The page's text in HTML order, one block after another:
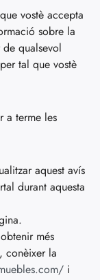
vostè accepta
sobre la
qualsevol
tal que vostè
a terme les
aquest avís
durant aquesta
més
conèixer la
i